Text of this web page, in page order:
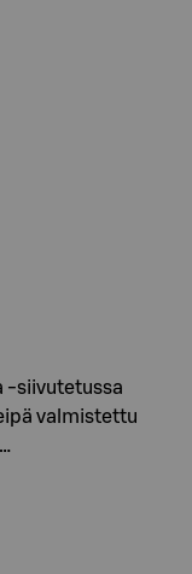
-siivutetussa
valmistettu